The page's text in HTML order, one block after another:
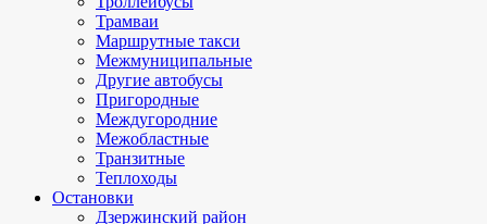
Трамваи
Маршрутные такси
Межмуниципальные
Другие автобусы
Пригородные
Междугородние
Межобластные
Транзитные
Теплоходы
Остановки
Дзержинский район